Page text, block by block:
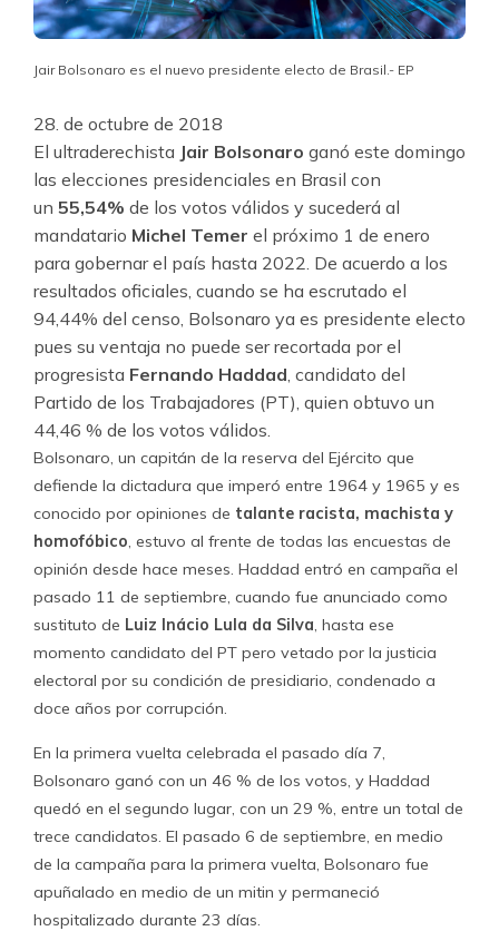
Jair Bolsonaro es el nuevo presidente electo de Brasil.- EP
28. de octubre de 2018
El ultraderechista Jair Bolsonaro ganó este domingo
las elecciones presidenciales en Brasil con
un 55,54% de los votos válidos y sucederá al
mandatario Michel Temer el próximo 1 de enero
para gobernar el país hasta 2022. De acuerdo a los
resultados oficiales, cuando se ha escrutado el
94,44% del censo, Bolsonaro ya es presidente electo
pues su ventaja no puede ser recortada por el
progresista Fernando Haddad, candidato del
Partido de los Trabajadores (PT), quien obtuvo un
44,46 % de los votos válidos.
Bolsonaro, un capitán de la reserva del Ejército que
defiende la dictadura que imperó entre 1964 y 1965 y es
conocido por opiniones de talante racista, machista y
homofóbico, estuvo al frente de todas las encuestas de
opinión desde hace meses. Haddad entró en campaña el
pasado 11 de septiembre, cuando fue anunciado como
sustituto de Luiz Inácio Lula da Silva, hasta ese
momento candidato del PT pero vetado por la justicia
electoral por su condición de presidiario, condenado a
doce años por corrupción.
En la primera vuelta celebrada el pasado día 7,
Bolsonaro ganó con un 46 % de los votos, y Haddad
quedó en el segundo lugar, con un 29 %, entre un total de
trece candidatos. El pasado 6 de septiembre, en medio
de la campaña para la primera vuelta, Bolsonaro fue
apuñalado en medio de un mitin y permaneció
hospitalizado durante 23 días.